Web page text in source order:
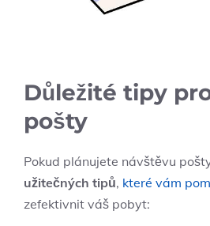
Důležité tipy
pošty
Pokud plánujete návštěvu
užitečných tipů, které vám
zefektivnit váš pobyt: